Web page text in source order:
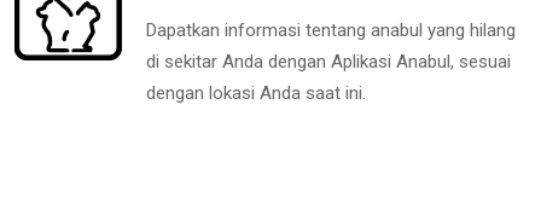
Dapatkan informasi tentang anabul yang hilang
di sekitar Anda dengan Aplikasi Anabul, sesuai
dengan lokasi Anda saat ini.